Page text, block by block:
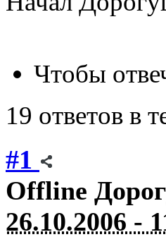
Чтобы
19 ответов в
#1
Offline
26.10.2006 -